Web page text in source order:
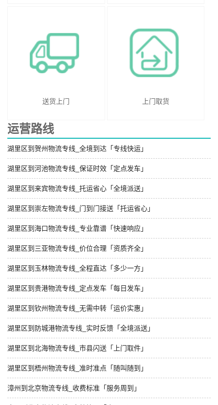
送货上门 上门取货
运营路线
湖里区到贺州物流专线_全境到达「专线快运」
湖里区到河池物流专线_保证时效「定点发车」
湖里区到来宾物流专线_托运省心「全境派送」
湖里区到崇左物流专线_门到门接送「托运省心」
湖里区到海口物流专线_专业靠谱「快速响应」
湖里区到三亚物流专线_价位合理「资质齐全」
湖里区到玉林物流专线_全程直达「多少一方」
湖里区到贵港物流专线_定点发车「每日发车」
湖里区到钦州物流专线_无需中转「运价实惠」
湖里区到防城港物流专线_实时反馈「全境派送」
湖里区到北海物流专线_市县闪送「上门取件」
湖里区到梧州物流专线_准时准点「随叫随到」
漳州到北京物流专线_收费标准「服务周到」